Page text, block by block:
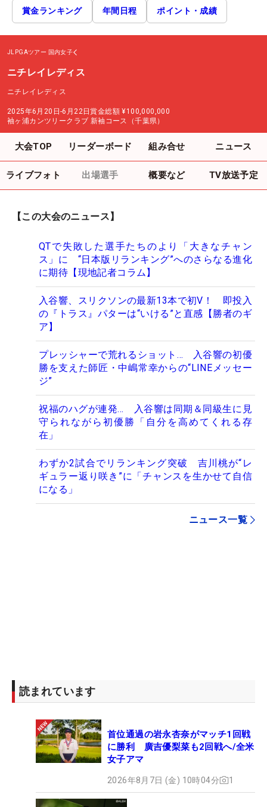
賞金ランキング 年間日程 ポイント・成績
JLPGAツアー 国内女子
ニチレイレディス
ニチレイレディス
2025年6月20日-6月22日賞金総額 ¥100,000,000
袖ヶ浦カンツリークラブ 新袖コース（千葉県）
大会TOP リーダーボード 組み合せ ニュース
ライブフォト 出場選手 概要など TV放送予定
【この大会のニュース】
QTで失敗した選手たちのより「大きなチャン
ス」に “日本版リランキング”へのさらなる進化
に期待【現地記者コラム】
入谷響、スリクソンの最新13本で初V！ 即投入
の『トラス』パターは“いける”と直感【勝者のギ
ア】
プレッシャーで荒れるショット… 入谷響の初優
勝を支えた師匠・中嶋常幸からの“LINEメッセー
ジ”
祝福のハグが連発… 入谷響は同期＆同級生に見
守られながら初優勝「自分を高めてくれる存
在」
わずか2試合でリランキング突破 吉川桃が“レ
ギュラー返り咲き”に「チャンスを生かせて自信
になる」
ニュース一覧
読まれています
首位通過の岩永杏奈がマッチ1回戦
に勝利 廣吉優梨菜も2回戦へ/全米
女子アマ
2026年8月7日 (金) 10時04分 1